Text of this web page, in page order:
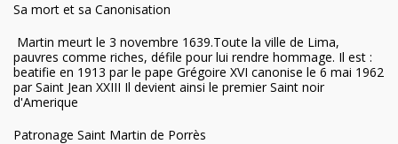
Sa mort et sa Canonisation
Martin meurt le 3 novembre 1639.Toute la ville de Lima,
pauvres comme riches, défile pour lui rendre hommage. Il est :
beatifie en 1913 par le pape Grégoire XVI canonise le 6 mai 1962
par Saint Jean XXIII Il devient ainsi le premier Saint noir
d'Amerique
Patronage Saint Martin de Porrès